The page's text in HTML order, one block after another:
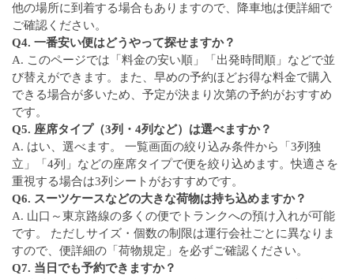
他の場所に到着する場合もありますので、降車地は便詳細で
ご確認ください。
Q4. 一番安い便はどうやって探せますか？
A. このページでは「料金の安い順」「出発時間順」などで並
び替えができます。また、早めの予約ほどお得な料金で購入
できる場合が多いため、予定が決まり次第の予約がおすすめ
です。
Q5. 座席タイプ（3列・4列など）は選べますか？
A. はい、選べます。 一覧画面の絞り込み条件から「3列独
立」「4列」などの座席タイプで便を絞り込めます。快適さを
重視する場合は3列シートがおすすめです。
Q6. スーツケースなどの大きな荷物は持ち込めますか？
A. 山口～東京路線の多くの便でトランクへの預け入れが可能
です。 ただしサイズ・個数の制限は運行会社ごとに異なりま
すので、便詳細の「荷物規定」を必ずご確認ください。
Q7. 当日でも予約できますか？